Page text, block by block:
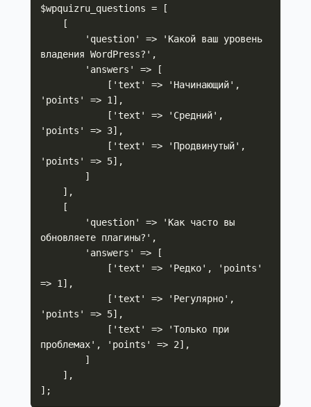
$wpquizru_questions = [
владения WordPress?',
'points' => 1],
'points' => 3],
'points' => 5],
обновляете плагины?',
=> 1],
'points' => 5],
проблемах', 'points' => 2],
];